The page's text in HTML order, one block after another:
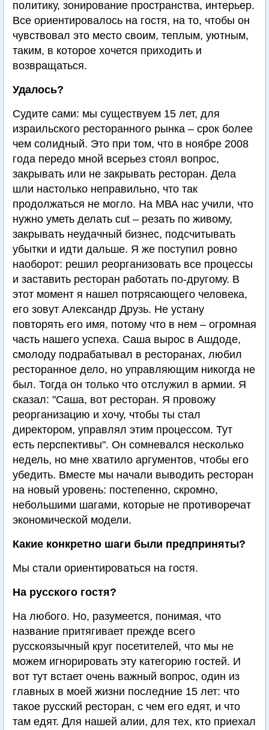
политику, зонирование пространства, интерьер.
Все ориентировалось на гостя, на то, чтобы он
чувствовал это место своим, теплым, уютным,
таким, в которое хочется приходить и
возвращаться.
Удалось?
Судите сами: мы существуем 15 лет, для
израильского ресторанного рынка – срок более
чем солидный. Это при том, что в ноябре 2008
года передо мной всерьез стоял вопрос,
закрывать или не закрывать ресторан. Дела
шли настолько неправильно, что так
продолжаться не могло. На МВА нас учили, что
нужно уметь делать cut – резать по живому,
закрывать неудачный бизнес, подсчитывать
убытки и идти дальше. Я же поступил ровно
наоборот: решил реорганизовать все процессы
и заставить ресторан работать по-другому. В
этот момент я нашел потрясающего человека,
его зовут Александр Друзь. Не устану
повторять его имя, потому что в нем – огромная
часть нашего успеха. Саша вырос в Ашдоде,
смолоду подрабатывал в ресторанах, любил
ресторанное дело, но управляющим никогда не
был. Тогда он только что отслужил в армии. Я
сказал: "Саша, вот ресторан. Я провожу
реорганизацию и хочу, чтобы ты стал
директором, управлял этим процессом. Тут
есть перспективы". Он сомневался несколько
недель, но мне хватило аргументов, чтобы его
убедить. Вместе мы начали выводить ресторан
на новый уровень: постепенно, скромно,
небольшими шагами, которые не противоречат
экономической модели.
Какие конкретно шаги были предприняты?
Мы стали ориентироваться на гостя.
На русского гостя?
На любого. Но, разумеется, понимая, что
название притягивает прежде всего
русскоязычный круг посетителей, что мы не
можем игнорировать эту категорию гостей. И
вот тут встает очень важный вопрос, один из
главных в моей жизни последние 15 лет: что
такое русский ресторан, с чем его едят, и что
там едят. Для нашей алии, для тех, кто приехал